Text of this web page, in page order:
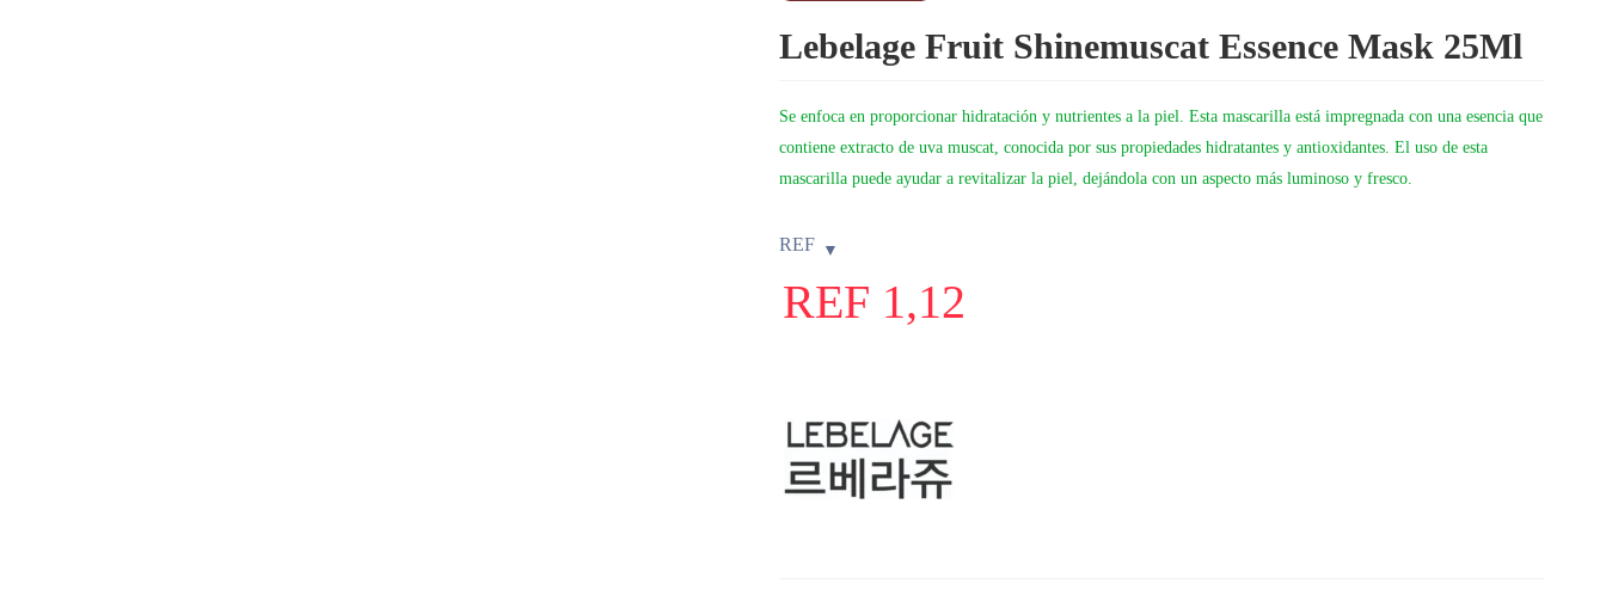
Lebelage Fruit Shinemuscat Essence Mask 25Ml
Se enfoca en proporcionar hidratación y nutrientes a la piel. Esta mascarilla está impregnada con una esencia que
contiene extracto de uva muscat, conocida por sus propiedades hidratantes y antioxidantes. El uso de esta
mascarilla puede ayudar a revitalizar la piel, dejándola con un aspecto más luminoso y fresco.
REF
REF 1,12